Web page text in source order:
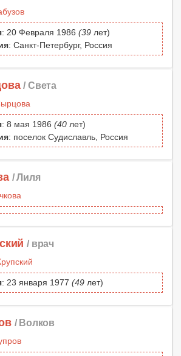
: 20 Февраля 1986 (39 лет)
: Санкт-Петербург, Россия
/ Света
: 8 мая 1986 (40 лет)
: поселок Судиславль, Россия
/ Лиля
/ врач
: 23 января 1977 (49 лет)
/ Волков